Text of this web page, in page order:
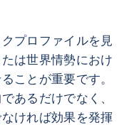
プロファイルを見
は世界情勢におけ
ことが重要です。
あるだけでなく、
ければ効果を発揮